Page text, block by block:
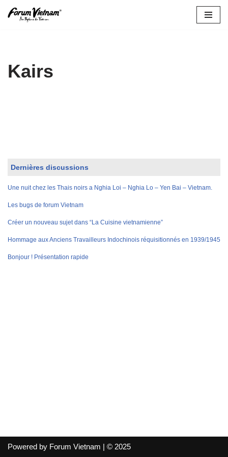
Kairs
Dernières discussions
Une nuit chez les Thais noirs a Nghia Loi – Nghia Lo – Yen Bai – Vietnam.
Les bugs de forum Vietnam
Créer un nouveau sujet dans “La Cuisine vietnamienne”
Hommage aux Anciens Travailleurs Indochinois réquisitionnés en 1939/1945
Bonjour ! Présentation rapide
Powered by Forum Vietnam | © 2025